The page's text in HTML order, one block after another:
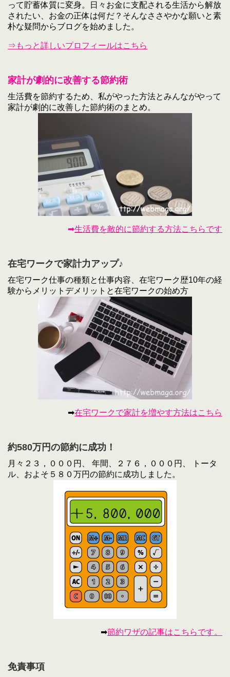
って貯蓄体質に変身。日々お金に支配される生活から解放
されたい、お金の正体は何だ？そんなささやかな願いと素
朴な疑問からブログを始めました。
⇒もっと詳しいプロフィールはこちら
家計が劇的に改善する節約術
生活費を節約するため、私がやった方法とみんながやって
家計が劇的に改善した節約術のまとめ。
➡生活費を敵的に節約する方法こちらです
在宅ワークで家計力アップ♪
在宅ワーク仕事の種類と仕事内容、在宅ワーク歴10年の経
験からメリットデメリットと在宅ワークの始め方
➡在宅ワークで家計を増やす方法はこちら
約580万円の節約に成功！
月々２３，０００円、 年間、２７６，０００円、 トータ
ル、およそ５８０万円の節約に成功しました。
➡節約ワザの記事はこちらです。
免責事項